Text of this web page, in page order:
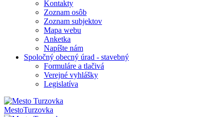
Kontakty
Zoznam osôb
Zoznam subjektov
Mapa webu
Anketka
Napíšte nám
Spoločný obecný úrad - stavebný
Formuláre a tlačivá
Verejné vyhlášky
Legislatíva
MestoTurzovka